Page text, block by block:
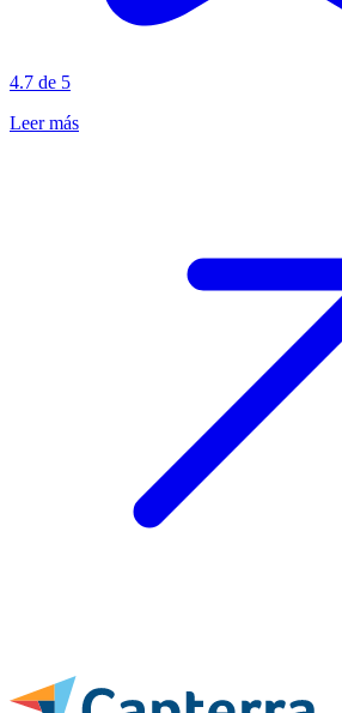
4.7 de 5
Leer más